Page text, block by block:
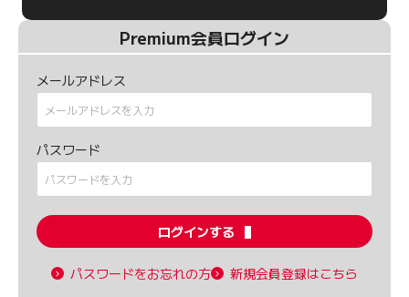
Premium会員ログイン
メールアドレス
パスワード
ログインする
パスワードをお忘れの方 新規会員登録はこちら